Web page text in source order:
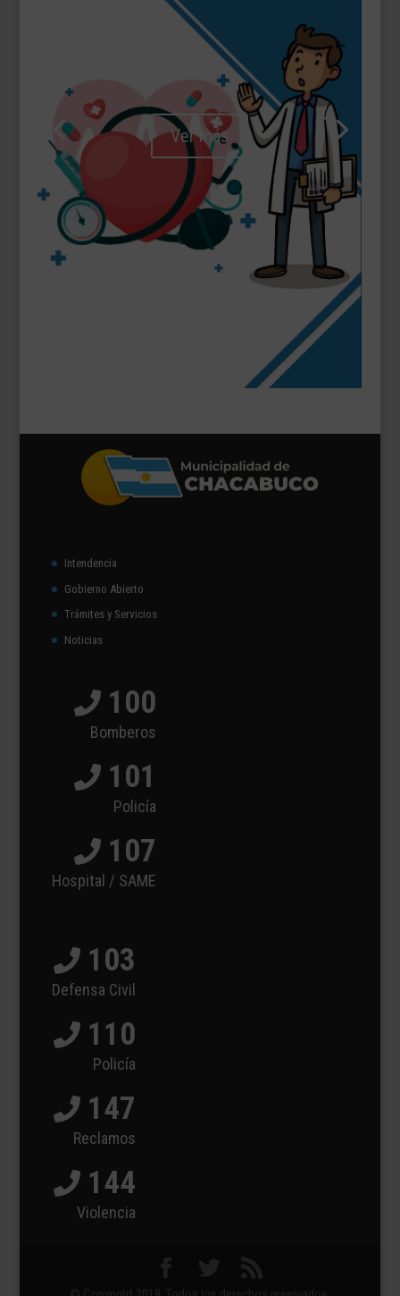
Ver más
Intendencia
Gobierno Abierto
Trámites y Servicios
Noticias
100
Bomberos
101
Policía
107
Hospital / SAME
103
Defensa Civil
110
Policía
147
Reclamos
144
Violencia